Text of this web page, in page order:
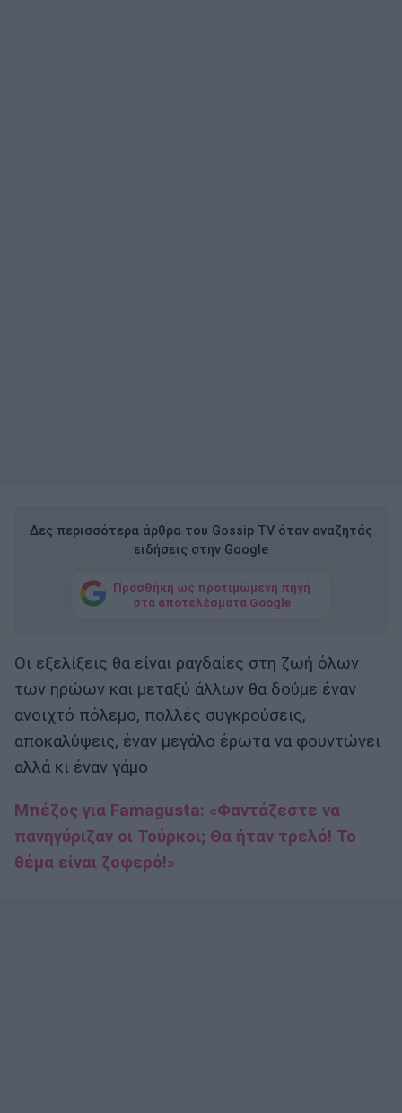
Δες περισσότερα άρθρα του Gossip TV όταν αναζητάς
ειδήσεις στην Google
Προσθήκη ως προτιμώμενη πηγή
στα αποτελέσματα Google
Οι εξελίξεις θα είναι ραγδαίες στη ζωή όλων
των ηρώων και μεταξύ άλλων θα δούμε έναν
ανοιχτό πόλεμο, πολλές συγκρούσεις,
αποκαλύψεις, έναν μεγάλο έρωτα να φουντώνει
αλλά κι έναν γάμο
Μπέζος για Famagusta: «Φαντάζεστε να
πανηγύριζαν οι Τούρκοι; Θα ήταν τρελό! Το
θέμα είναι ζοφερό!»